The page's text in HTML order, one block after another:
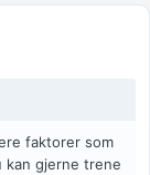
faktorer som
kan gjerne trene